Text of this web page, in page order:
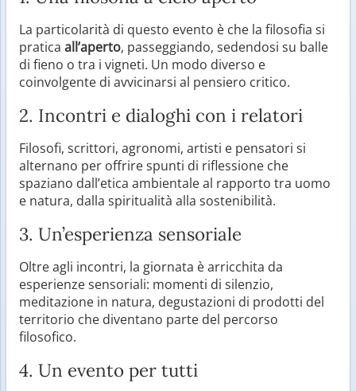
La particolarità di questo evento è che la filosofia si
pratica all’aperto, passeggiando, sedendosi su balle
di fieno o tra i vigneti. Un modo diverso e
coinvolgente di avvicinarsi al pensiero critico.
2. Incontri e dialoghi con i relatori
Filosofi, scrittori, agronomi, artisti e pensatori si
alternano per offrire spunti di riflessione che
spaziano dall’etica ambientale al rapporto tra uomo
e natura, dalla spiritualità alla sostenibilità.
3. Un’esperienza sensoriale
Oltre agli incontri, la giornata è arricchita da
esperienze sensoriali: momenti di silenzio,
meditazione in natura, degustazioni di prodotti del
territorio che diventano parte del percorso
filosofico.
4. Un evento per tutti